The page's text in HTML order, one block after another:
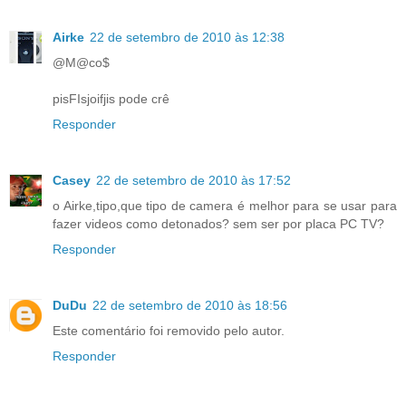
Airke 22 de setembro de 2010 às 12:38
@M@co$
pisFIsjoifjis pode crê
Responder
Casey 22 de setembro de 2010 às 17:52
o Airke,tipo,que tipo de camera é melhor para se usar para
fazer videos como detonados? sem ser por placa PC TV?
Responder
DuDu 22 de setembro de 2010 às 18:56
Este comentário foi removido pelo autor.
Responder